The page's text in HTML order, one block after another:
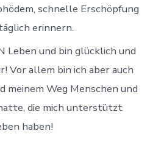
schnelle Erschöpfung
erinnern.
Leben und bin glücklich und
Vor allem bin ich aber auch
meinem Weg Menschen und
die mich unterstützt
haben!